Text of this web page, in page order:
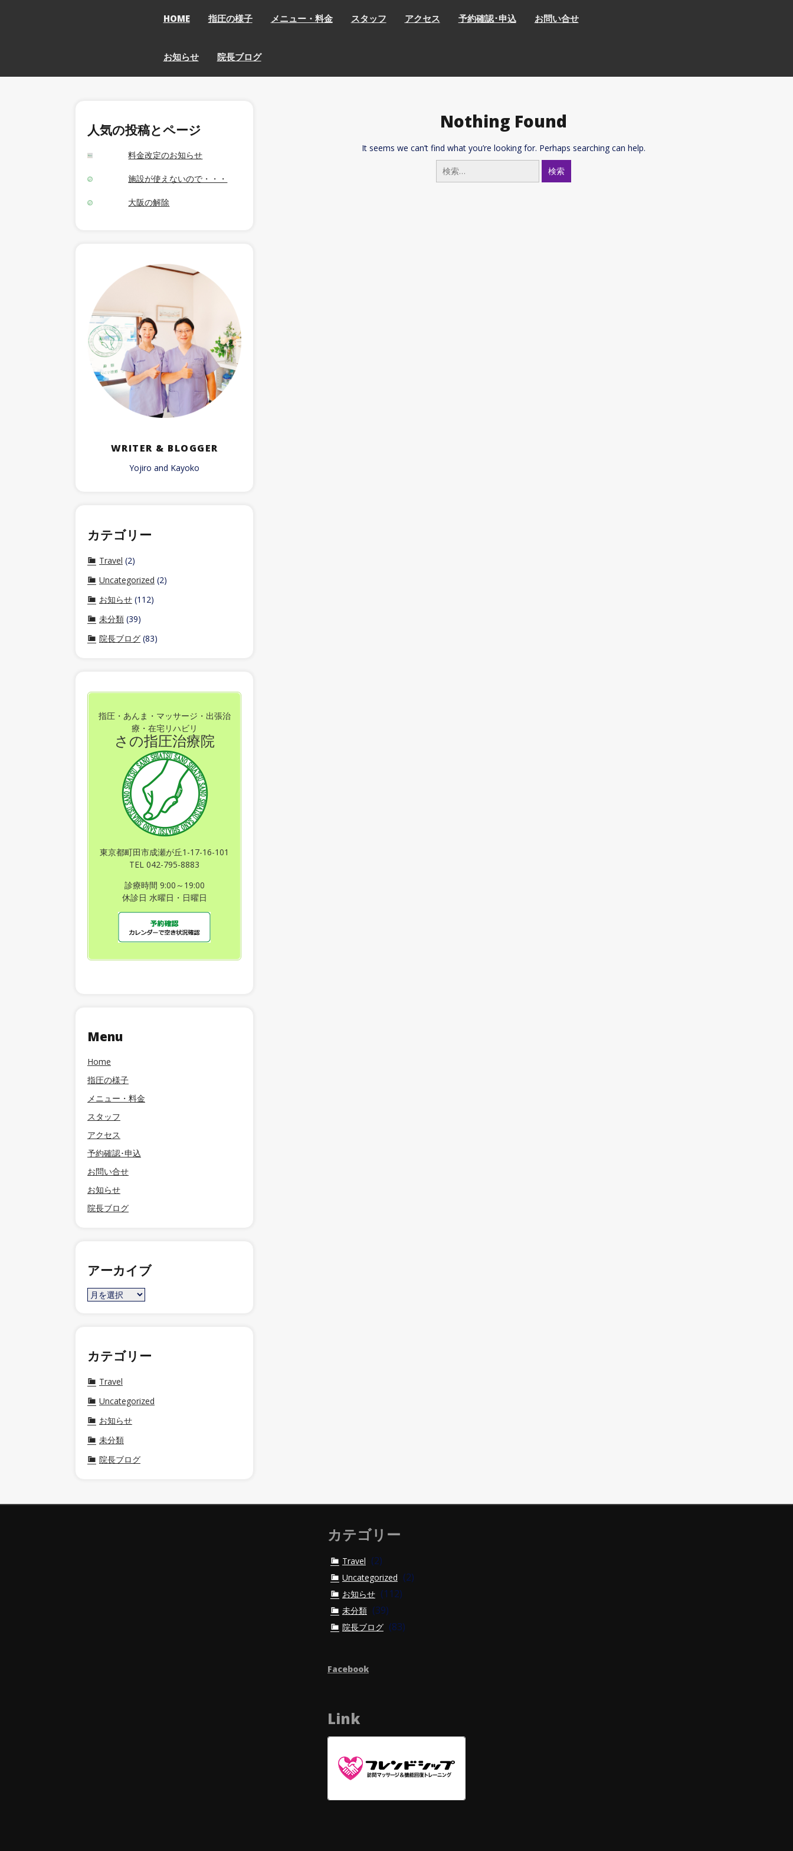
HOME 指圧の様子 メニュー・料金 スタッフ アクセス 予約確認･申込 お問い合せ
お知らせ 院長ブログ
Nothing Found
It seems we can’t find what you’re looking for. Perhaps searching can help.
人気の投稿とページ
料金改定のお知らせ
施設が使えないので・・・
大阪の解除
WRITER & BLOGGER
Yojiro and Kayoko
カテゴリー
Travel (2)
Uncategorized (2)
お知らせ (112)
未分類 (39)
院長ブログ (83)
指圧・あんま・マッサージ・出張治
療・在宅リハビリ
さの指圧治療院
東京都町田市成瀬が丘1-17-16-101
TEL 042-795-8883
診療時間 9:00～19:00
休診日 水曜日・日曜日
Menu
Home
指圧の様子
メニュー・料金
スタッフ
アクセス
予約確認･申込
お問い合せ
お知らせ
院長ブログ
アーカイブ
カテゴリー
Travel
Uncategorized
お知らせ
未分類
院長ブログ
カテゴリー
Travel (2)
Uncategorized (2)
お知らせ (112)
未分類 (39)
院長ブログ (83)
Facebook
Link